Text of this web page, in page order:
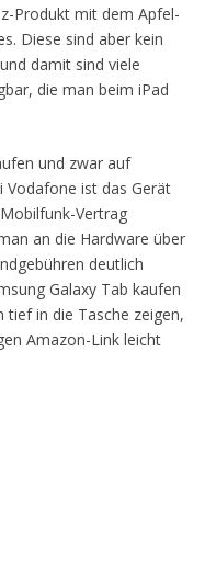
Produkt mit dem Apfel-
Diese sind aber kein
damit sind viele
die man beim iPad
und zwar auf
Vodafone ist das Gerät
Vertrag
an die Hardware über
deutlich
Galaxy Tab kaufen
in die Tasche zeigen,
Amazon-Link leicht